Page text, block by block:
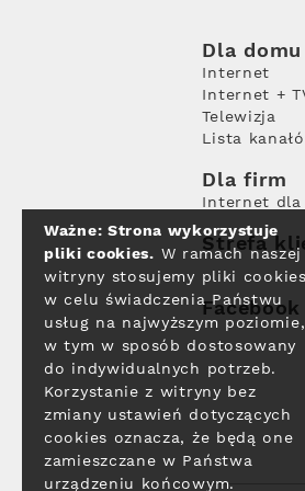
Dla domu
Internet
Internet +
Telewizja
Lista
Dla firm
Internet dla
Strefa
Facebook
Ważne: Strona wykorzystuje
pliki cookies. W ramach naszej
witryny stosujemy pliki cookies
w celu świadczenia Państwu
usług na najwyższym poziomie,
w tym w sposób dostosowany
do indywidualnych potrzeb.
Korzystanie z witryny bez
zmiany ustawień dotyczących
cookies oznacza, że będą one
zamieszczane w Państwa
urządzeniu końcowym.